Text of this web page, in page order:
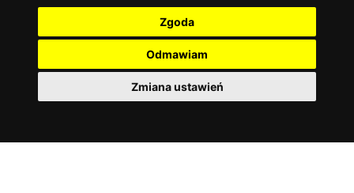
Zgoda
Odmawiam
Zmiana ustawień
Język francuski Łódź 3511
Gdańsk 2075